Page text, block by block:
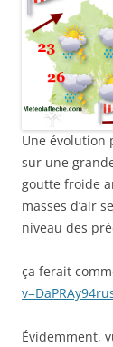
Une évolution
sur une
goutte froide
masses d’air
niveau des
ça ferait
Évidemment,